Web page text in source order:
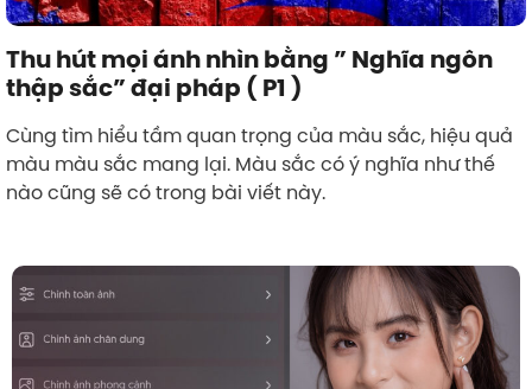
Thu hút mọi ánh nhìn bằng ” Nghĩa ngôn
thập sắc” đại pháp ( P1 )
Cùng tìm hiểu tầm quan trọng của màu sắc, hiệu quả
màu màu sắc mang lại. Màu sắc có ý nghĩa như thế
nào cũng sẽ có trong bài viết này.